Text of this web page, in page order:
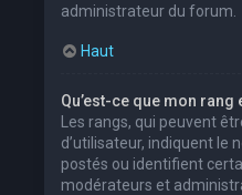
administrateur du forum.
Haut
Qu’est-ce que mon
Les rangs, qui peuvent
d’utilisateur, indiquent le
postés ou identifient
modérateurs et